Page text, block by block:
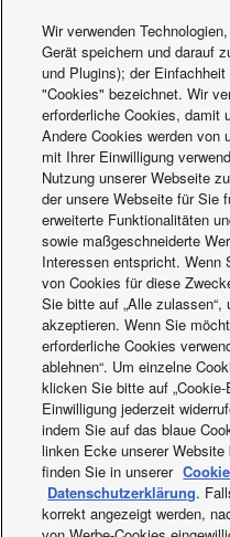
Free Multi
rooms
Full flexibility up to
of indoor units including
units, reaching up to
Wide choice of indoor
Units with nanoe™ X air
Stylish and premium
Flexible installation,
distance
Phone control whenever
Z-Multi-Split-Inverter-
Vergleichen
Wir verwenden
Gerät speichern und darauf
und Plugins); der
"Cookies" bezeichnet. Wir
erforderliche Cookies, damit
Andere Cookies werden von
mit Ihrer Einwilligung
Nutzung unserer Webseite
der unsere Webseite für Sie
erweiterte Funktionalitäten
sowie maßgeschneiderte
Interessen entspricht. Wenn
von Cookies für diese
Sie bitte auf „Alle
akzeptieren. Wenn Sie
erforderliche Cookies
ablehnen“. Um einzelne
klicken Sie bitte auf
Einwilligung jederzeit
indem Sie auf das blaue
linken Ecke unserer
finden Sie in unserer
Datenschutzerklärung.
korrekt angezeigt werden,